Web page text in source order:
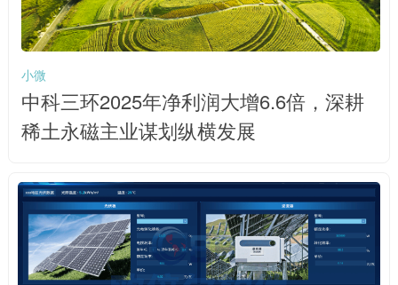
小微
中科三环2025年净利润大增6.6倍，深耕
稀土永磁主业谋划纵横发展